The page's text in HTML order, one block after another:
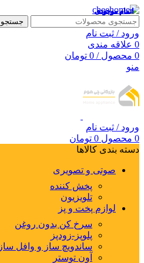
جستجو
ورود / ثبت نام
0 علاقه مندی
0 محصول /
0 تومان
منو
ورود / ثبت نام
0 محصول 0 تومان
دسته بندی کالاها
صوتی و تصویری
پخش کننده
تلویزیون
لوازم پخت و پز
سرخ کن بدون روغن
پلوپز-زودپز
ساندویچ ساز و وافل ساز
آون توستر
اتمام موجودی
اتمام موجودی
اتمام موجودی
اتمام موجودی
اتمام موجودی